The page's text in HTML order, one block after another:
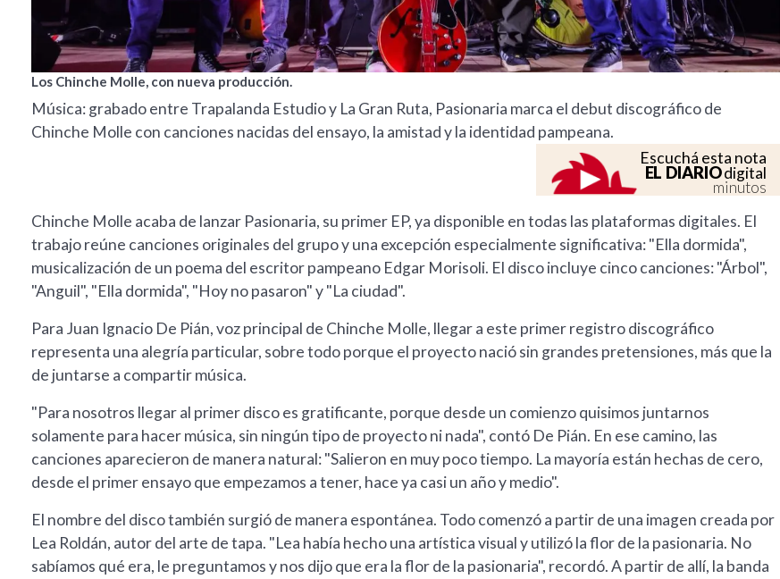
Los Chinche Molle, con nueva producción.
Música: grabado entre Trapalanda Estudio y La Gran Ruta, Pasionaria marca el debut discográfico de
Chinche Molle con canciones nacidas del ensayo, la amistad y la identidad pampeana.
Escuchá esta nota
EL DIARIOdigital
minutos
Chinche Molle acaba de lanzar Pasionaria, su primer EP, ya disponible en todas las plataformas digitales. El
trabajo reúne canciones originales del grupo y una excepción especialmente significativa: "Ella dormida",
musicalización de un poema del escritor pampeano Edgar Morisoli. El disco incluye cinco canciones: "Árbol",
"Anguil", "Ella dormida", "Hoy no pasaron" y "La ciudad".
Para Juan Ignacio De Pián, voz principal de Chinche Molle, llegar a este primer registro discográfico
representa una alegría particular, sobre todo porque el proyecto nació sin grandes pretensiones, más que la
de juntarse a compartir música.
"Para nosotros llegar al primer disco es gratificante, porque desde un comienzo quisimos juntarnos
solamente para hacer música, sin ningún tipo de proyecto ni nada", contó De Pián. En ese camino, las
canciones aparecieron de manera natural: "Salieron en muy poco tiempo. La mayoría están hechas de cero,
desde el primer ensayo que empezamos a tener, hace ya casi un año y medio".
El nombre del disco también surgió de manera espontánea. Todo comenzó a partir de una imagen creada por
Lea Roldán, autor del arte de tapa. "Lea había hecho una artística visual y utilizó la flor de la pasionaria. No
sabíamos qué era, le preguntamos y nos dijo que era la flor de la pasionaria", recordó. A partir de allí, la banda